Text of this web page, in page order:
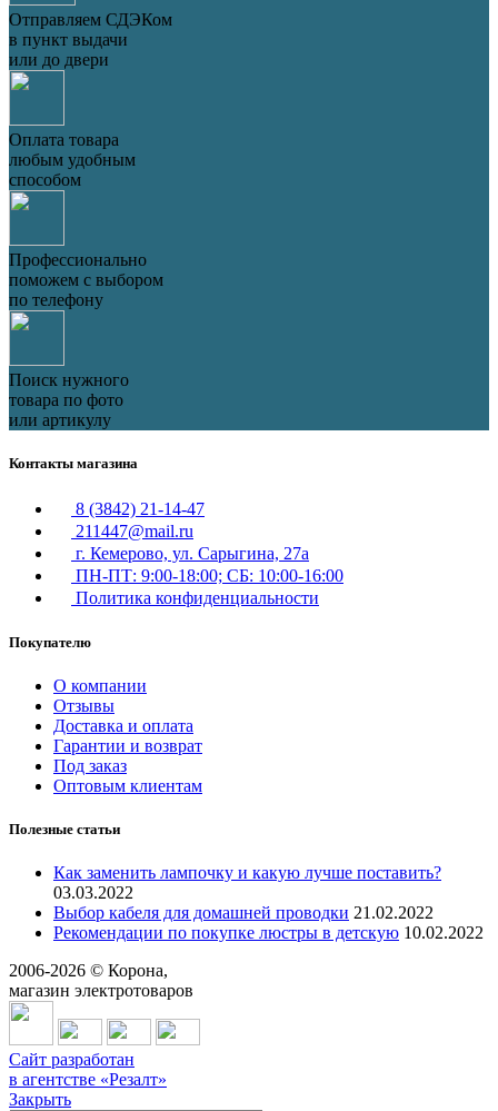
Отправляем СДЭКом
в пункт выдачи
или до двери
Оплата товара
любым удобным
способом
Профессионально
поможем с выбором
по телефону
Поиск нужного
товара по фото
или артикулу
Контакты магазина
8 (3842) 21-14-47
211447@mail.ru
г. Кемерово, ул. Сарыгина, 27а
ПН-ПТ: 9:00-18:00; СБ: 10:00-16:00
Политика конфиденциальности
Покупателю
О компании
Отзывы
Доставка и оплата
Гарантии и возврат
Под заказ
Оптовым клиентам
Полезные статьи
Как заменить лампочку и какую лучше поставить?
03.03.2022
Выбор кабеля для домашней проводки 21.02.2022
Рекомендации по покупке люстры в детскую 10.02.2022
2006-2026 © Корона,
магазин электротоваров
Сайт разработан
в агентстве «Резалт»
Закрыть